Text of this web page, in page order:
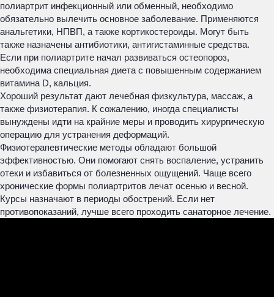
полиартрит инфекционный или обменный, необходимо
обязательно вылечить основное заболевание. Применяются
анальгетики, НПВП, а также кортикостероиды. Могут быть
также назначены антибиотики, антигистаминные средства.
Если при полиартрите начал развиваться остеопороз,
необходима специальная диета с повышенным содержанием
витамина D, кальция.
Хороший результат дают лечебная физкультура, массаж, а
также физиотерапия. К сожалению, иногда специалисты
вынуждены идти на крайние меры и проводить хирургическую
операцию для устранения деформаций.
Физиотерапевтические методы обладают большой
эффективностью. Они помогают снять воспаление, устранить
отеки и избавиться от болезненных ощущений. Чаще всего
хронические формы полиартритов лечат осенью и весной.
Курсы назначают в периоды обострений. Если нет
противопоказаний, лучше всего проходить санаторное лечение.